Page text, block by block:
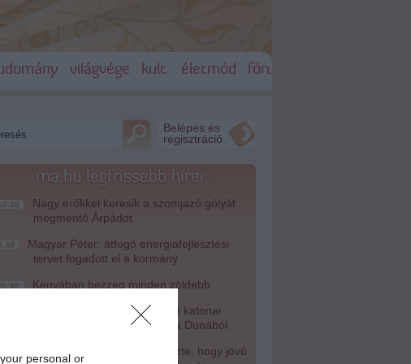
personal or
világvége kult életmód fórum
Belépés és
regisztráció
ma.hu legfrissebb hírei:
Nagy erőkkel keresik a szomjazó gólyát
megmentő Árpádot
Magyar Péter: átfogó energiafejlesztési
tervet fogadott el a kormány
Kenyában bezzeg minden zöldebb
Második világháborús német katonai
motorkerékpár bukkant elő a Dunából
A Tisza-frakció kezdeményezte, hogy jövő